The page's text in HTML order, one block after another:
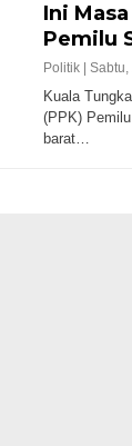
Ini
Pemilu
Politik | Sabtu,
Kuala
(PPK)
barat…